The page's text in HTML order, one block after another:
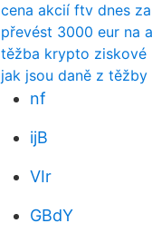
cena akcií ftv dnes
převést 3000 eur na
těžba krypto ziskové
jak jsou daně z
nf
ijB
VIr
GBdY